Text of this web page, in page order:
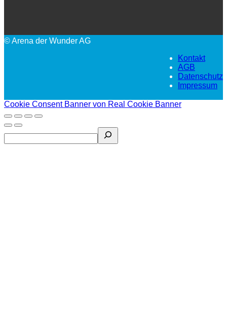
© Arena der Wunder AG
Kontakt
AGB
Datenschutz
Impressum
Cookie Consent Banner von Real Cookie Banner